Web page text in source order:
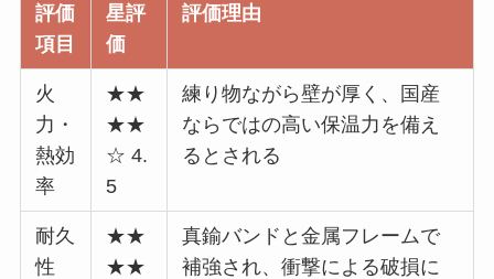
評価
項目
星評
価
評価理由
火
力・
熱効
率
★★
★★
☆ 4.
5
練り物ながら壁が厚く、国産
ならではの高い保温力を備え
るとされる
耐久
性
★★
★★
真鍮バンドと金属フレームで
補強され、衝撃による破損に